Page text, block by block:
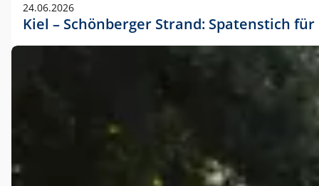
24.06.2026
Kiel – Schönberger Strand: Spatenstich